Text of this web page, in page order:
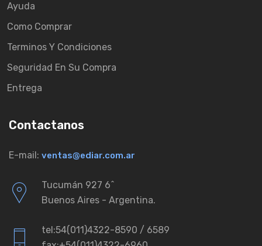
Ayuda
Como Comprar
Terminos Y Condiciones
Seguridad En Su Compra
Entrega
Contactanos
E-mail: ventas@ediar.com.ar
Tucumán 927 6ˆ
Buenos Aires - Argentina.
tel:54(011)4322-8590 / 6589